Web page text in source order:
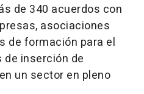
de 340 acuerdos con
asociaciones
de formación para el
inserción de
un sector en pleno